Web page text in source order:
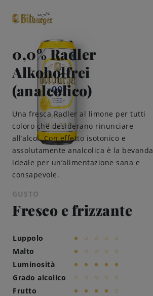
Classici premium
Gusto
Share & Pair
Ricette
Come servire
Birrificazione
0,0% Radler
Alkoholfrei
(analcolico)
Una fresca Radler al limone per tutti
coloro che desiderano rinunciare
all’alcol. Con effetto isotonico e
assolutamente analcolica è la bevanda
ideale per un’alimentazione sana e
consapevole.
GUSTO
Fresco e frizzante
Luppolo lens panorama_fish_eye panorama_fish_eye panorama_fish_eye panorama_fish_eye
Malto lens panorama_fish_eye panorama_fish_eye panorama_fish_eye panorama_fish_eye
Luminosità lens lens lens lens lens
Grado alcolico panorama_fish_eye panorama_fish_eye panorama_fish_eye panorama_fish_eye panorama_fish_eye
Frutto lens lens lens lens panorama_fish_eye